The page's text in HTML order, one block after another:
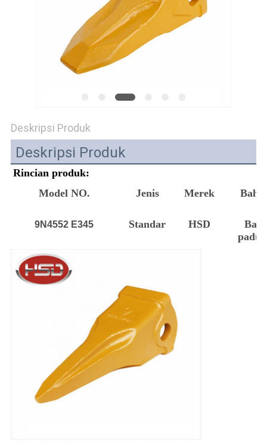
Deskripsi Produk
Deskripsi Produk
Rincian produk:
Model NO.
Jenis Merek
9N4552 E345 Standar HSD
Baja